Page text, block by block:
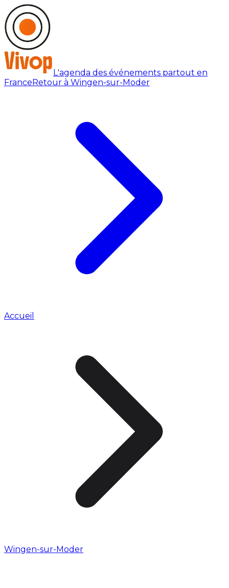
L'agenda des événements partout en
FranceRetour à Wingen-sur-Moder
Accueil
Wingen-sur-Moder